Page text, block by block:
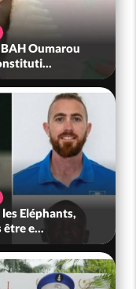
Oumarou
Eléphants,
être e...